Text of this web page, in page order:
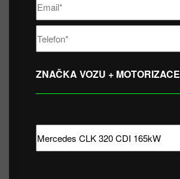
ZNAČKA VOZU + MOTORIZACE